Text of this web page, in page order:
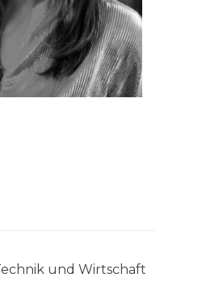
und Wirtschaft